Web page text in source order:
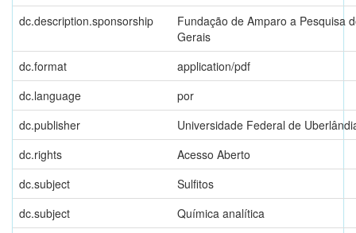
dc.description.sponsorship
Fundação de Amparo a Pesquisa
Gerais
dc.format
application/pdf
dc.language
por
dc.publisher
Universidade Federal de
dc.rights
Acesso Aberto
dc.subject
Sulfitos
dc.subject
Química analítica